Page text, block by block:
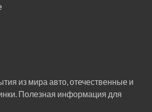
из мира авто, отечественные и
Полезная информация для